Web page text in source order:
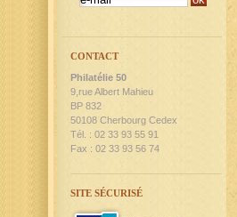
CONTACT
Philatélie 50
9,rue Albert Mahieu
BP 832
50108 Cherbourg Cedex
Tél. : 02 33 93 55 91
Fax : 02 33 93 56 74
SITE SÉCURISÉ